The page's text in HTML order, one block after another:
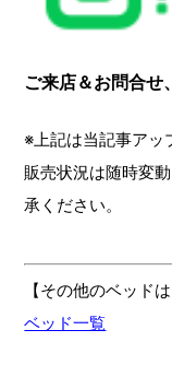
ご来店＆お問合せ
※上記は当記事アッ
販売状況は随時変
承ください。
【その他のベッドは
ベッド一覧